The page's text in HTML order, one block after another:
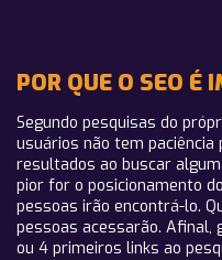
POR QUE O SEO É
Segundo pesquisas do
usuários não tem paciência
resultados ao buscar
pior for o posicionamento
pessoas irão encontrá-lo.
pessoas acessarão. Afinal,
ou 4 primeiros links ao